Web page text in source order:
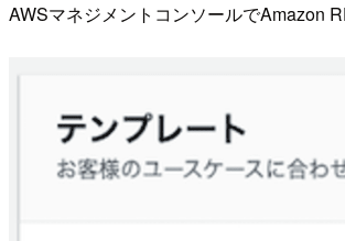
AWSマネジメントコンソールでAmazon